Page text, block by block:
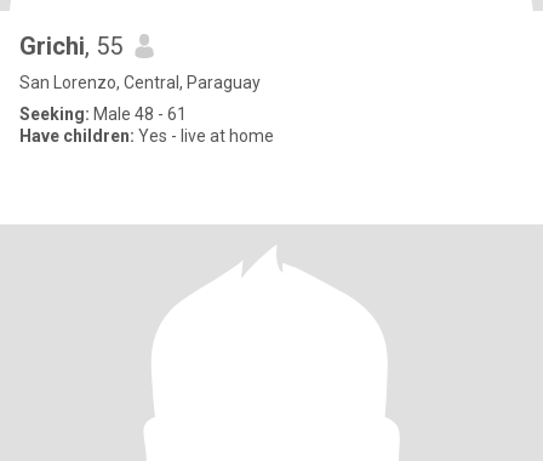
Grichi, 55
San Lorenzo, Central, Paraguay
Seeking: Male 48 - 61
Have children: Yes - live at home